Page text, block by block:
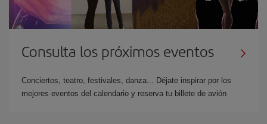
Consulta los próximos eventos
Conciertos, teatro, festivales, danza... Déjate inspirar por los
mejores eventos del calendario y reserva tu billete de avión